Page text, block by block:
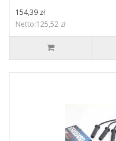
154,39 zł
Netto:125,52 zł